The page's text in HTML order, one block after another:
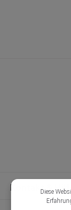
Kontakt &
Diese